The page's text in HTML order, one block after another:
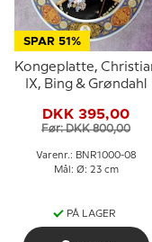
SPAR 51%
Kongeplatte,
IX, Bing & Grøndahl
DKK 395,00
Før: DKK 800,00
Varenr.: BNR1000-08
Mål: Ø: 23 cm
PÅ LAGER